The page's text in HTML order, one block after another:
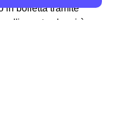
in bolletta tramite
l'importo che vi è